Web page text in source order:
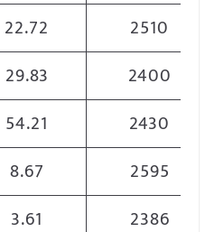
22.72
2510
29.83
2400
54.21
2430
8.67
2595
3.61 2386